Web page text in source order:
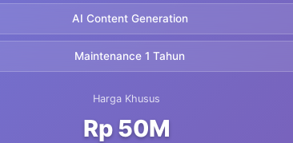
AI Content Generation
Maintenance 1 Tahun
Harga Khusus
Rp 50M